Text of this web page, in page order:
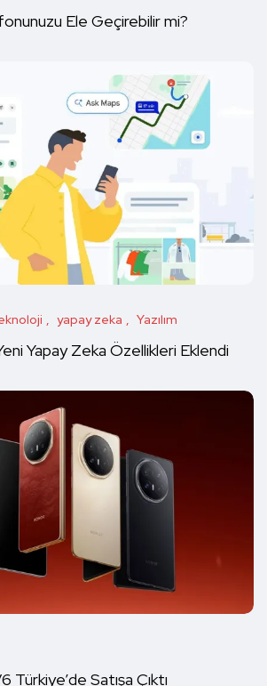
Ele Geçirebilir mi?
yapay zeka Yazılım
Yapay Zeka Özellikleri Eklendi
Satışa Çıktı